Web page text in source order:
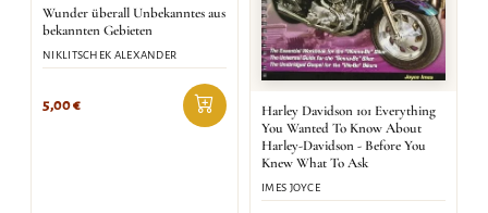
Wunder überall Unbekanntes aus
bekannten Gebieten
NIKLITSCHEK ALEXANDER
5,00€
Harley Davidson 101 Everything
You Wanted To Know About
Harley-Davidson - Before You
Knew What To Ask
IMES JOYCE